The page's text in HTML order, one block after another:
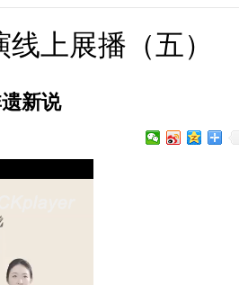
上展播（五）
新说